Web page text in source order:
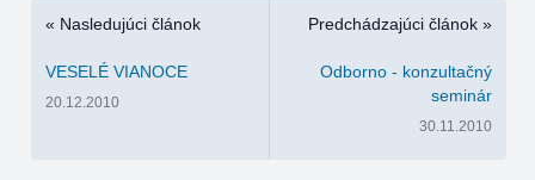
« Nasledujúci článok
VESELÉ VIANOCE
20.12.2010
Predchádzajúci článok »
Odborno - konzultačný
seminár
30.11.2010